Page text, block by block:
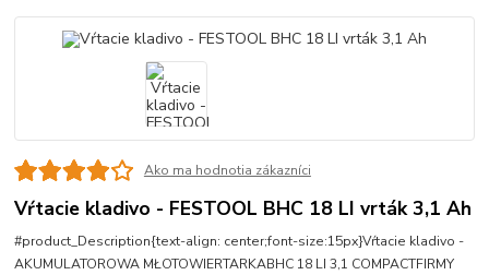
Ako ma hodnotia zákazníci
Vŕtacie kladivo - FESTOOL BHC 18 LI vrták 3,1 Ah
#product_Description{text-align: center;font-size:15px}Vŕtacie kladivo -
AKUMULATOROWA MŁOTOWIERTARKABHC 18 LI 3,1 COMPACTFIRMY